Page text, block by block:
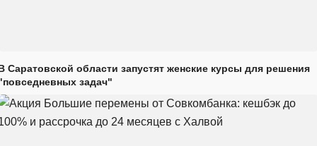
Саратовской области запустят женские курсы для решения
задач"